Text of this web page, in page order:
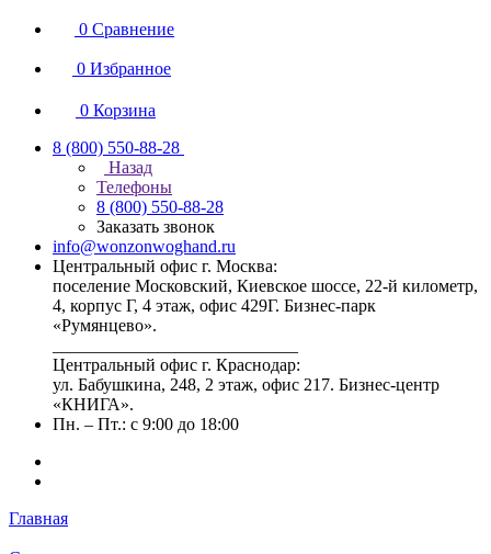
0 Сравнение
0 Избранное
0 Корзина
8 (800) 550-88-28
Назад
Телефоны
8 (800) 550-88-28
Заказать звонок
info@wonzonwoghand.ru
Центральный офис г. Москва:
поселение Московский, Киевское шоссе, 22-й километр,
4, корпус Г, 4 этаж, офис 429Г. Бизнес-парк
«Румянцево».
Центральный офис г. Краснодар:
ул. Бабушкина, 248, 2 этаж, офис 217. Бизнес-центр
«КНИГА».
Пн. – Пт.: с 9:00 до 18:00
Главная